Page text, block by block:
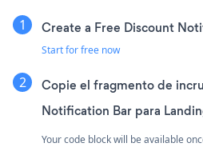
Create a Free Discount
Start for free now
Copie el fragmento de
Notification Bar para
Your code block will be available